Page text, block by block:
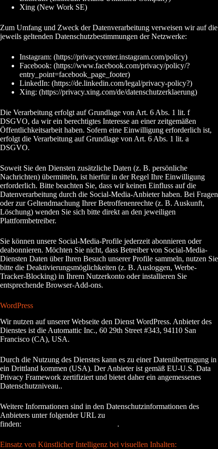
Xing (New Work SE)
Zum Umfang und Zweck der Datenverarbeitung verweisen wir auf die
jeweils geltenden Datenschutzbestimmungen der Netzwerke:
Instagram: (https://privacycenter.instagram.com/policy)
Facebook: (https://www.facebook.com/privacy/policy/?
entry_point=facebook_page_footer)
LinkedIn: (https://de.linkedin.com/legal/privacy-policy?)
Xing: (https://privacy.xing.com/de/datenschutzerklaerung)
Die Verarbeitung erfolgt auf Grundlage von Art. 6 Abs. 1 lit. f
DSGVO, da wir ein berechtigtes Interesse an einer zeitgemäßen
Öffentlichkeitsarbeit haben. Sofern eine Einwilligung erforderlich ist,
erfolgt die Verarbeitung auf Grundlage von Art. 6 Abs. 1 lit. a
DSGVO.
Soweit Sie den Diensten zusätzliche Daten (z. B. persönliche
Nachrichten) übermitteln, ist hierfür in der Regel Ihre Einwilligung
erforderlich. Bitte beachten Sie, dass wir keinen Einfluss auf die
Datenverarbeitung durch die Social-Media-Anbieter haben. Bei Fragen
oder zur Geltendmachung Ihrer Betroffenenrechte (z. B. Auskunft,
Löschung) wenden Sie sich bitte direkt an den jeweiligen
Plattformbetreiber.
Sie können unsere Social-Media-Profile jederzeit abonnieren oder
deabonnieren. Möchten Sie nicht, dass Betreiber von Social-Media-
Diensten Daten über Ihren Besuch unserer Profile sammeln, nutzen Sie
bitte die Deaktivierungsmöglichkeiten (z. B. Ausloggen, Werbe-
Tracker-Blocking) in Ihrem Nutzerkonto oder installieren Sie
entsprechende Browser-Add-ons.
WordPress
Wir nutzen auf unserer Webseite den Dienst WordPress. Anbieter des
Dienstes ist die Automattic Inc., 60 29th Street #343, 94110 San
Francisco (CA), USA.
Durch die Nutzung des Dienstes kann es zu einer Datenübertragung in
ein Drittland kommen (USA). Der Anbieter ist gemäß EU-U.S. Data
Privacy Framework zertifiziert und bietet daher ein angemessenes
Datenschutzniveau..
Weitere Informationen sind in den Datenschutzinformationen des
Anbieters unter folgender URL zu
finden:
.
Einsatz von Künstlicher Intelligenz bei visuellen Inhalten: